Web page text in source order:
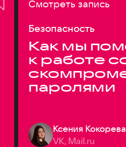
Смотреть запись
Безопасность
Как мы
к работе
паролями
Ксения Кокорева
VK, Mail.ru